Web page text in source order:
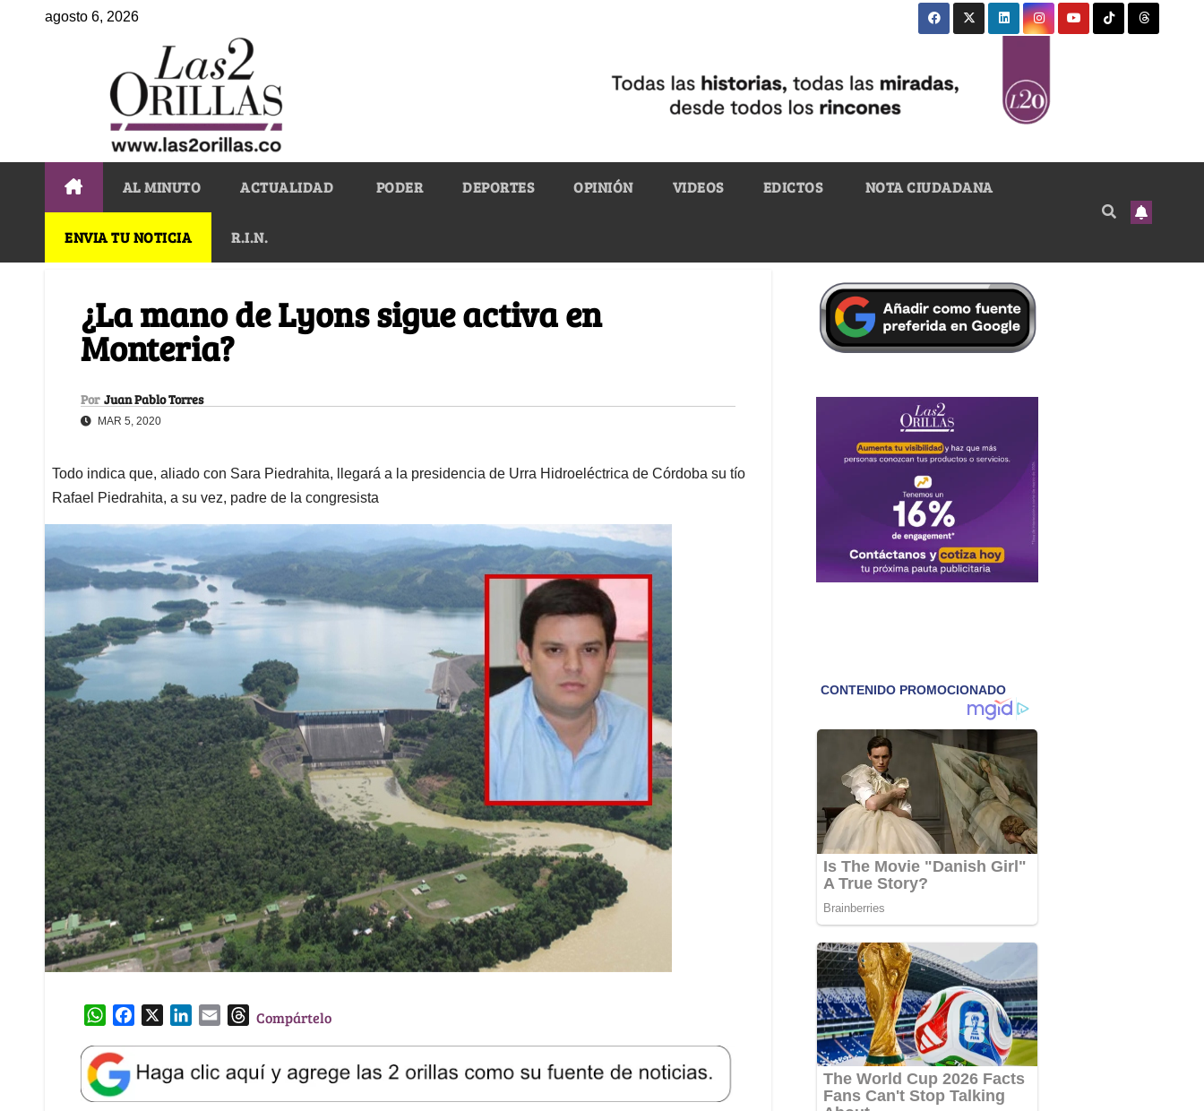
agosto 6, 2026
AL MINUTO ACTUALIDAD PODER DEPORTES OPINIÓN VIDEOS EDICTOS NOTA CIUDADANA
ENVIA TU NOTICIA R.I.N.
¿La mano de Lyons sigue activa en
Monteria?
Por Juan Pablo Torres
MAR 5, 2020
Todo indica que, aliado con Sara Piedrahita, llegará a la presidencia de Urra Hidroeléctrica de Córdoba su tío
Rafael Piedrahita, a su vez, padre de la congresista
W
a
t
s
e
b
k
e
l
T
e
a
Compártelo